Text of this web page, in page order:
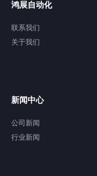
联系我们
关于我们
鸿展自动化
联系我们
关于我们
新闻中心
公司新闻
行业新闻